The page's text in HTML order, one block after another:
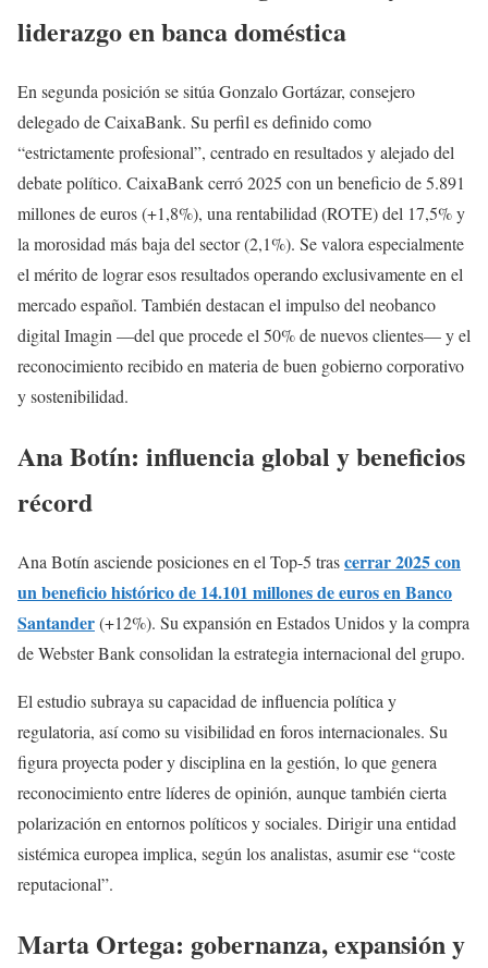
liderazgo en banca doméstica
En segunda posición se sitúa Gonzalo Gortázar, consejero
delegado de CaixaBank. Su perfil es definido como
“estrictamente profesional”, centrado en resultados y alejado del
debate político. CaixaBank cerró 2025 con un beneficio de 5.891
millones de euros (+1,8%), una rentabilidad (ROTE) del 17,5% y
la morosidad más baja del sector (2,1%). Se valora especialmente
el mérito de lograr esos resultados operando exclusivamente en el
mercado español. También destacan el impulso del neobanco
digital Imagin —del que procede el 50% de nuevos clientes— y el
reconocimiento recibido en materia de buen gobierno corporativo
y sostenibilidad.
Ana Botín: influencia global y beneficios
récord
Ana Botín asciende posiciones en el Top-5 trascerrar 2025 con
un beneficio histórico de 14.101 millones de euros en Banco
Santander(+12%). Su expansión en Estados Unidos y la compra
de Webster Bank consolidan la estrategia internacional del grupo.
El estudio subraya su capacidad de influencia política y
regulatoria, así como su visibilidad en foros internacionales. Su
figura proyecta poder y disciplina en la gestión, lo que genera
reconocimiento entre líderes de opinión, aunque también cierta
polarización en entornos políticos y sociales. Dirigir una entidad
sistémica europea implica, según los analistas, asumir ese “coste
reputacional”.
Marta Ortega: gobernanza, expansión y